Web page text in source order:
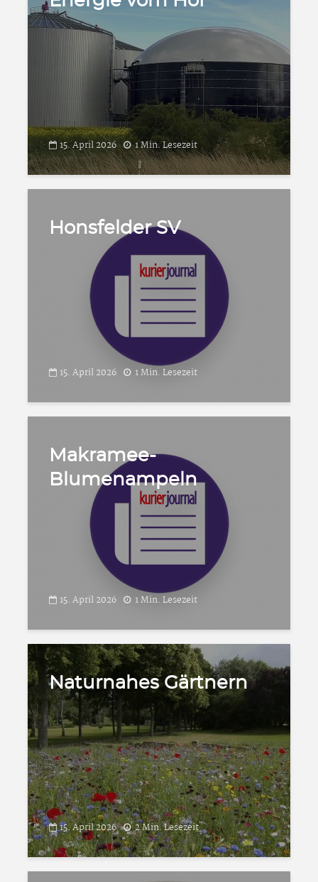
15. April 2026 1 Min. Lesezeit
Honsfelder SV
15. April 2026 1 Min. Lesezeit
Makramee-
Blumenampeln
15. April 2026 1 Min. Lesezeit
Naturnahes Gärtnern
15. April 2026 2 Min. Lesezeit